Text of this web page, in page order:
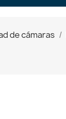
de cámaras